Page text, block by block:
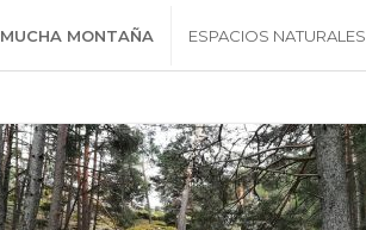
MUCHA MONTAÑA ESPACIOS NATURALES